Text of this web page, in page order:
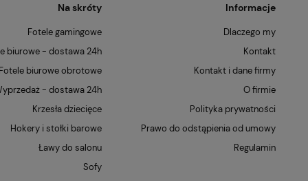
Na skróty
Fotele gamingowe
biurowe - dostawa 24h
Fotele biurowe obrotowe
- dostawa 24h
Krzesła dziecięce
Hokery i stołki barowe
Ławy do salonu
Sofy
Informacje
Dlaczego my
Kontakt
Kontakt i dane firmy
O firmie
Polityka prywatności
Prawo do odstąpienia od umowy
Regulamin